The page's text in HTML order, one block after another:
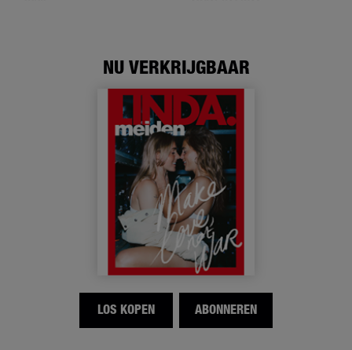
NU VERKRIJGBAAR
LOS KOPEN ABONNEREN